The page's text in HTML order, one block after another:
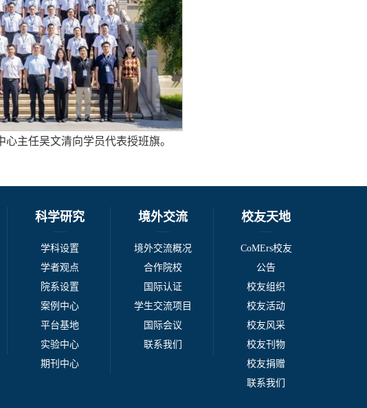
主任吴文清向学员代表授班旗。
科学研究
学科设置
学者观点
院系设置
案例中心
平台基地
实验中心
期刊中心
境外交流
境外交流概况
合作院校
国际认证
学生交流项目
国际会议
联系我们
校友天地
CoMErs校友
公告
校友组织
校友活动
校友风采
校友刊物
校友捐赠
联系我们